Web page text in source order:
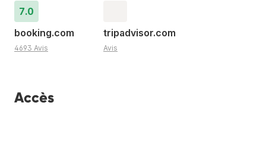
7.0
booking.com
4693 Avis
tripadvisor.com
Avis
Accès